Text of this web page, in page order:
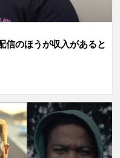
信のほうが収入があると